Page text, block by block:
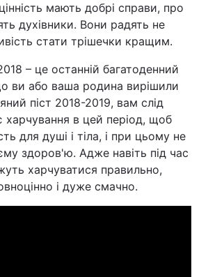
мають добрі справи, про
духівники. Вони радять не
стати трішечки кращим.
– це останній багатоденний
ви або ваша родина вирішили
піст 2018-2019, вам слід
харчування в цей період, щоб
для душі і тіла, і при цьому не
здоров'ю. Адже навіть під час
харчуватися правильно,
і дуже смачно.